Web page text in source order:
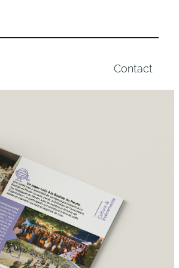
Contact